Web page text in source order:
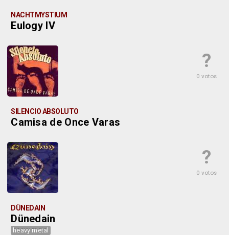
NACHTMYSTIUM
Eulogy IV
?
0 votos
SILENCIO ABSOLUTO
Camisa de Once Varas
?
0 votos
DÜNEDAIN
Dünedain
heavy metal